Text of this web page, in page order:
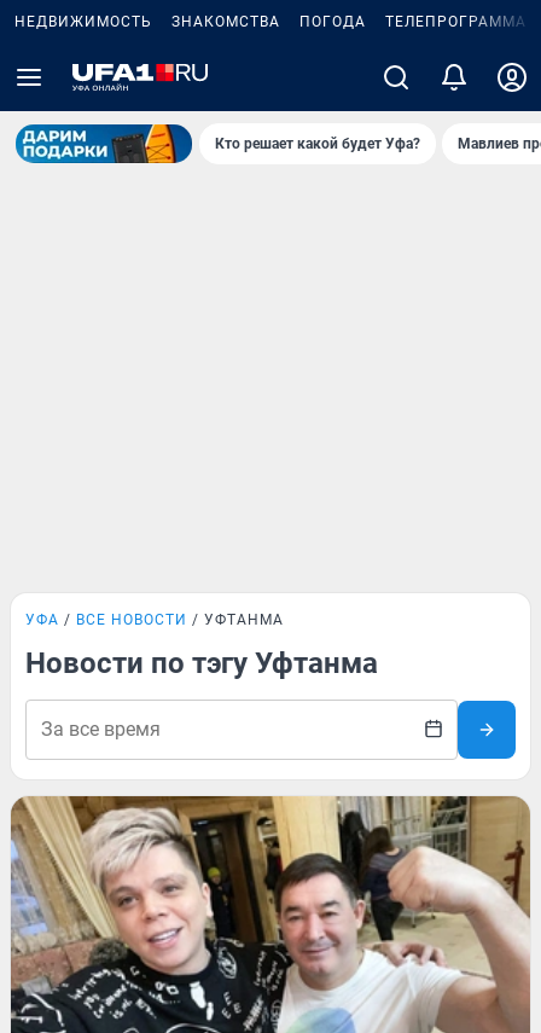
НЕДВИЖИМОСТЬ ЗНАКОМСТВА ПОГОДА ТЕЛЕПРОГРАММА
Кто решает какой будет Уфа? Мавлиев
УФА ВСЕ НОВОСТИ УФТАНМА
Новости по тэгу Уфтанма